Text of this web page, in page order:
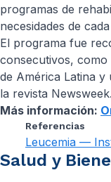
programas de
necesidades de
El programa fue
consecutivos,
de América Latina
la revista Newsweek.
Más información:
Referencias
Leucemia —
Salud y